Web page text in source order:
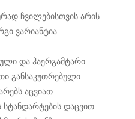
ჩვილებისთვის არის
ვარიანტია
და ჰაერგამტარი
განსაკუთრებული
აცვიათ
დაცვით.